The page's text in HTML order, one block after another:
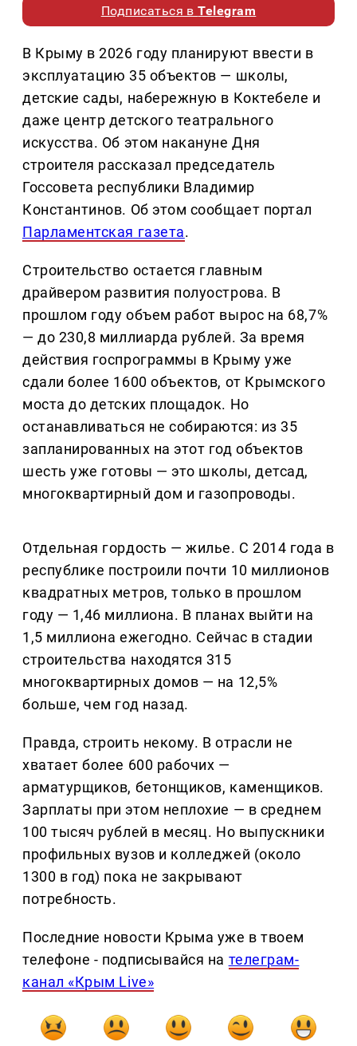
Подписаться вTelegram
В Крыму в 2026 году планируют ввести в
эксплуатацию 35 объектов — школы,
детские сады, набережную в Коктебеле и
даже центр детского театрального
искусства. Об этом накануне Дня
строителя рассказал председатель
Госсовета республики Владимир
Константинов. Об этом сообщает портал
Парламентская газета.
Строительство остается главным
драйвером развития полуострова. В
прошлом году объем работ вырос на 68,7%
— до 230,8 миллиарда рублей. За время
действия госпрограммы в Крыму уже
сдали более 1600 объектов, от Крымского
моста до детских площадок. Но
останавливаться не собираются: из 35
запланированных на этот год объектов
шесть уже готовы — это школы, детсад,
многоквартирный дом и газопроводы.
Отдельная гордость — жилье. С 2014 года в
республике построили почти 10 миллионов
квадратных метров, только в прошлом
году — 1,46 миллиона. В планах выйти на
1,5 миллиона ежегодно. Сейчас в стадии
строительства находятся 315
многоквартирных домов — на 12,5%
больше, чем год назад.
Правда, строить некому. В отрасли не
хватает более 600 рабочих —
арматурщиков, бетонщиков, каменщиков.
Зарплаты при этом неплохие — в среднем
100 тысяч рублей в месяц. Но выпускники
профильных вузов и колледжей (около
1300 в год) пока не закрывают
потребность.
Последние новости Крыма уже в твоем
телефоне - подписывайся на телеграм-
канал «Крым Live»